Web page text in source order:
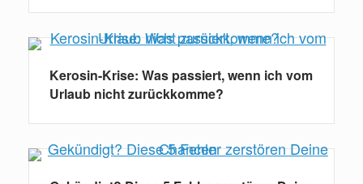
Kerosin-Krise: Was passiert, wenn ich vom
Urlaub nicht zurückkomme?